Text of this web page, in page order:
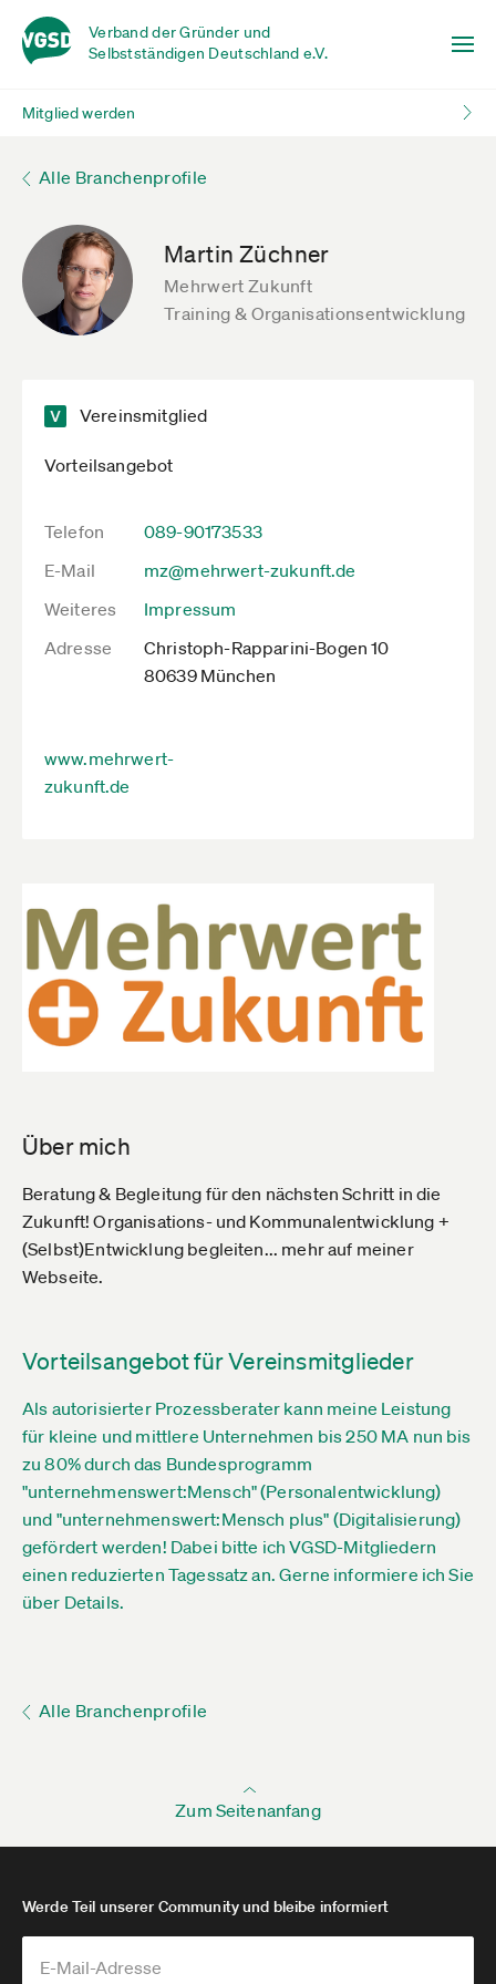
Verband der Gründer und
Selbstständigen Deutschland e.V.
Mitglied werden
Alle Branchenprofile
Martin Züchner
Mehrwert Zukunft
Training & Organisationsentwicklung
Vereinsmitglied
Vorteilsangebot
Telefon
089-90173533
E-Mail
mz@mehrwert-zukunft.de
Weiteres
Impressum
Adresse
Christoph-Rapparini-Bogen 10
80639 München
www.mehrwert-
zukunft.de
Über mich
Beratung & Begleitung für den nächsten Schritt in die
Zukunft! Organisations- und Kommunalentwicklung +
(Selbst)Entwicklung begleiten... mehr auf meiner
Webseite.
Vorteilsangebot für Vereinsmitglieder
Als autorisierter Prozessberater kann meine Leistung
für kleine und mittlere Unternehmen bis 250 MA nun bis
zu 80% durch das Bundesprogramm
"unternehmenswert:Mensch" (Personalentwicklung)
und "unternehmenswert:Mensch plus" (Digitalisierung)
gefördert werden! Dabei bitte ich VGSD-Mitgliedern
einen reduzierten Tagessatz an. Gerne informiere ich Sie
über Details.
Alle Branchenprofile
Zum Seitenanfang
Werde Teil unserer Community und bleibe informiert